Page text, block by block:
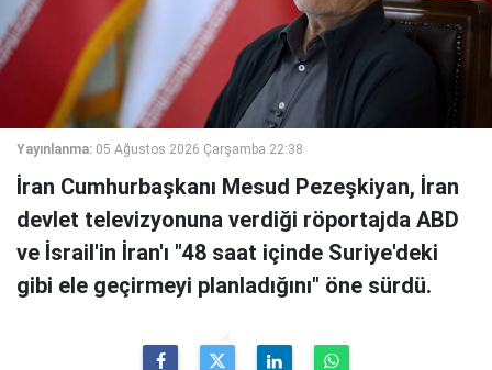
Yayınlanma: 05 Ağustos 2026 Çarşamba 22:38
İran Cumhurbaşkanı Mesud Pezeşkiyan, İran
devlet televizyonuna verdiği röportajda ABD
ve İsrail'in İran'ı "48 saat içinde Suriye'deki
gibi ele geçirmeyi planladığını" öne sürdü.